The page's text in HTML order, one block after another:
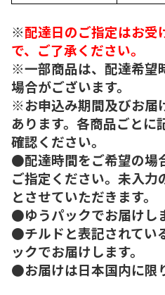
※配達日のご指定はお受
で、ご了承ください。
※一部商品は、配達希望
場合がございます。
※お申込み期間及びお届
あります。各商品ごとに
確認ください。
●配達時間をご希望の場
ご指定ください。未入力
とさせていただきます。
●ゆうパックでお届けし
●チルドと表記されてい
ックでお届けします。
●お届けは日本国内に限